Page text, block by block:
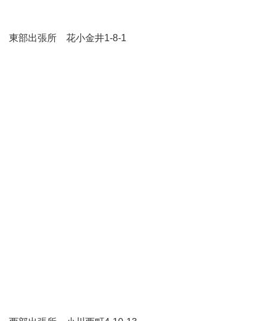
東部出張所 花小金井1-8-1